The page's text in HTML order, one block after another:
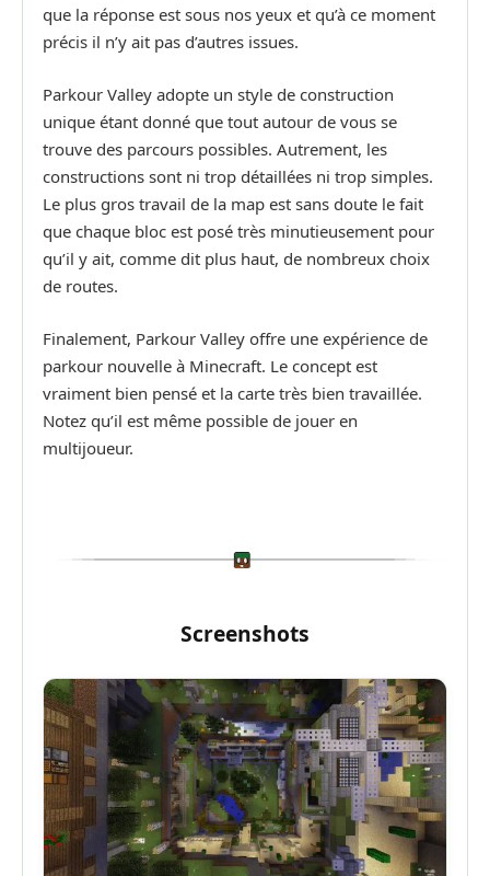
que la réponse est sous nos yeux et qu’à ce moment
précis il n’y ait pas d’autres issues.
Parkour Valley adopte un style de construction
unique étant donné que tout autour de vous se
trouve des parcours possibles. Autrement, les
constructions sont ni trop détaillées ni trop simples.
Le plus gros travail de la map est sans doute le fait
que chaque bloc est posé très minutieusement pour
qu’il y ait, comme dit plus haut, de nombreux choix
de routes.
Finalement, Parkour Valley offre une expérience de
parkour nouvelle à Minecraft. Le concept est
vraiment bien pensé et la carte très bien travaillée.
Notez qu’il est même possible de jouer en
multijoueur.
Screenshots